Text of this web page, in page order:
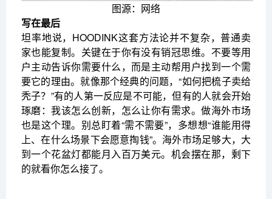
图源：网络
写在最后
坦率地说，HOODINK这套方法论并不复杂，普通卖
家也能复制。关键在于你有没有销冠思维。不要等用
户主动告诉你需要什么，而是主动帮用户找到一个需
要它的理由。就像那个经典的问题，“如何把梳子卖给
秃子？”有的人第一反应是不可能，但有的人就会开始
琢磨：我该怎么创新，怎么让你有需求。做海外市场
也是这个理。别总盯着“需不需要”，多想想“谁能用得
上、在什么场景下会愿意掏钱”。海外市场足够大，大
到一个花盆灯都能月入百万美元。机会摆在那，剩下
的就看你怎么接了。